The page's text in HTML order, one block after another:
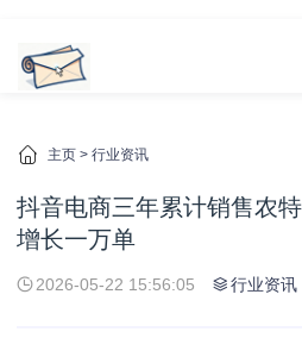
主页 > 行业资讯
抖音电商三年累计销售农
增长一万单
2026-05-22 15:56:05 行业资讯